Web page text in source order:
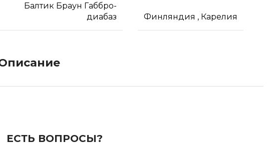
Балтик Браун Габбро-
диабаз
Финляндия , Карелия
ЕСТЬ ВОПРОСЫ?